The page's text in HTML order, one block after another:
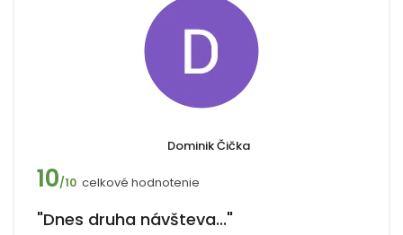
Dominik Čička
10/10 celkové hodnotenie
"Dnes druha návšteva..."